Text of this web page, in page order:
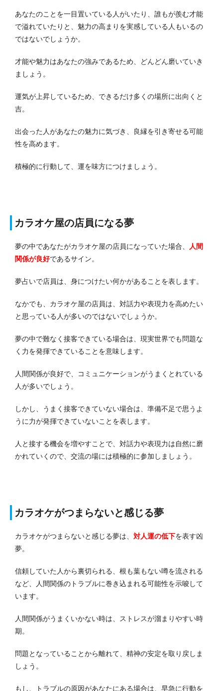
あなたのことを一目置いている人がいたり、誰もが羨む才能
で溢れていたりと、魅力の高まりを実感している人もいるの
ではないでしょうか。
才能や魅力はあなたの強みであるため、どんどん磨いていき
ましょう。
運気が上昇しているため、できるだけ多くの場所に出向くと
吉。
出会った人があなたの魅力に気づき、良縁を引き寄せる可能
性を高めます。
積極的に行動して、運を味方につけましょう。
カラオケ屋の店員になる夢
夢の中であなたがカラオケ屋の店員になっていた場合、
人間
関係が良好であるサイン。
夢占いで店員は、身につけたい何かがあることを表します。
なかでも、カラオケ屋の店員は、対話力や表現力を高めたい
と思っている人が多いのではないでしょうか。
夢の中で難なく接客できている場合は、現実世界でも問題な
く力を発揮できていることを意味します。
人間関係が良好で、コミュニケーションがうまくとれている
人が多いでしょう。
しかし、うまく接客できていない場合は、準備不足で思うよ
うに力が発揮できていないことを表します。
人と接する機会を増やすことで、対話力や表現力は自然に磨
かれていくので、交流の場には積極的に参加しましょう。
カラオケがつまらないと感じる夢
カラオケがつまらないと感じる夢は、 対人運の低下を表す凶
夢。
信頼していた人から裏切られる、根も葉もない噂を流される
など、人間関係のトラブルに巻き込まれる可能性を示唆して
います。
人間関係がうまくいかない時は、ストレスが溜まりやすい時
期。
問題となっていることから離れて、精神の安定を取り戻しま
しょう。
もし、トラブルの原因があなたにある場合は、早急に行動を